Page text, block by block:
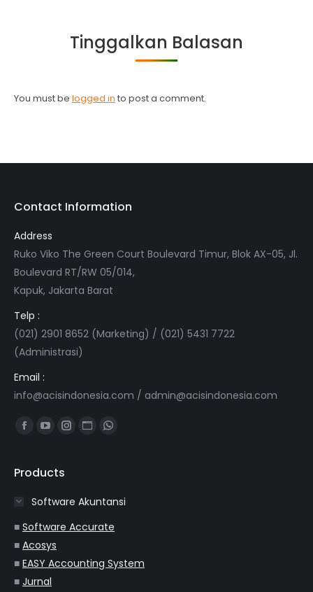
Tinggalkan Balasan
You must be logged in to post a comment.
Contact Information
Address
Ruko Viko The Green Court Boulevard Timur, Blok AX-05, Jl.
Boulevard RT/RW 05/014,
Kapuk, Jakarta Barat
Telp :
(021) 2901 8652 (Marketing) / (021) 5431 7722
(Administrasi)
Email :
info@acisindonesia.com / admin@acisindonesia.com
Find us on:
Facebook
opens
new
window
YouTube
opens
new
window
Instagram
new
window
Website
new
window
Whatsapp
new
window
Products
Software Akuntansi
■ Software Accurate
■ Acosys
■ EASY Accounting System
■ Jurnal